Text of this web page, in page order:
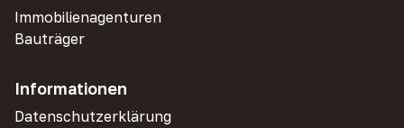
Immobilienagenturen
Bauträger
Informationen
Datenschutzerklärung